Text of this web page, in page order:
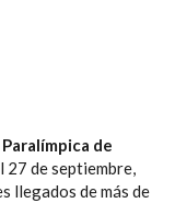
de
27 de septiembre,
llegados de más de